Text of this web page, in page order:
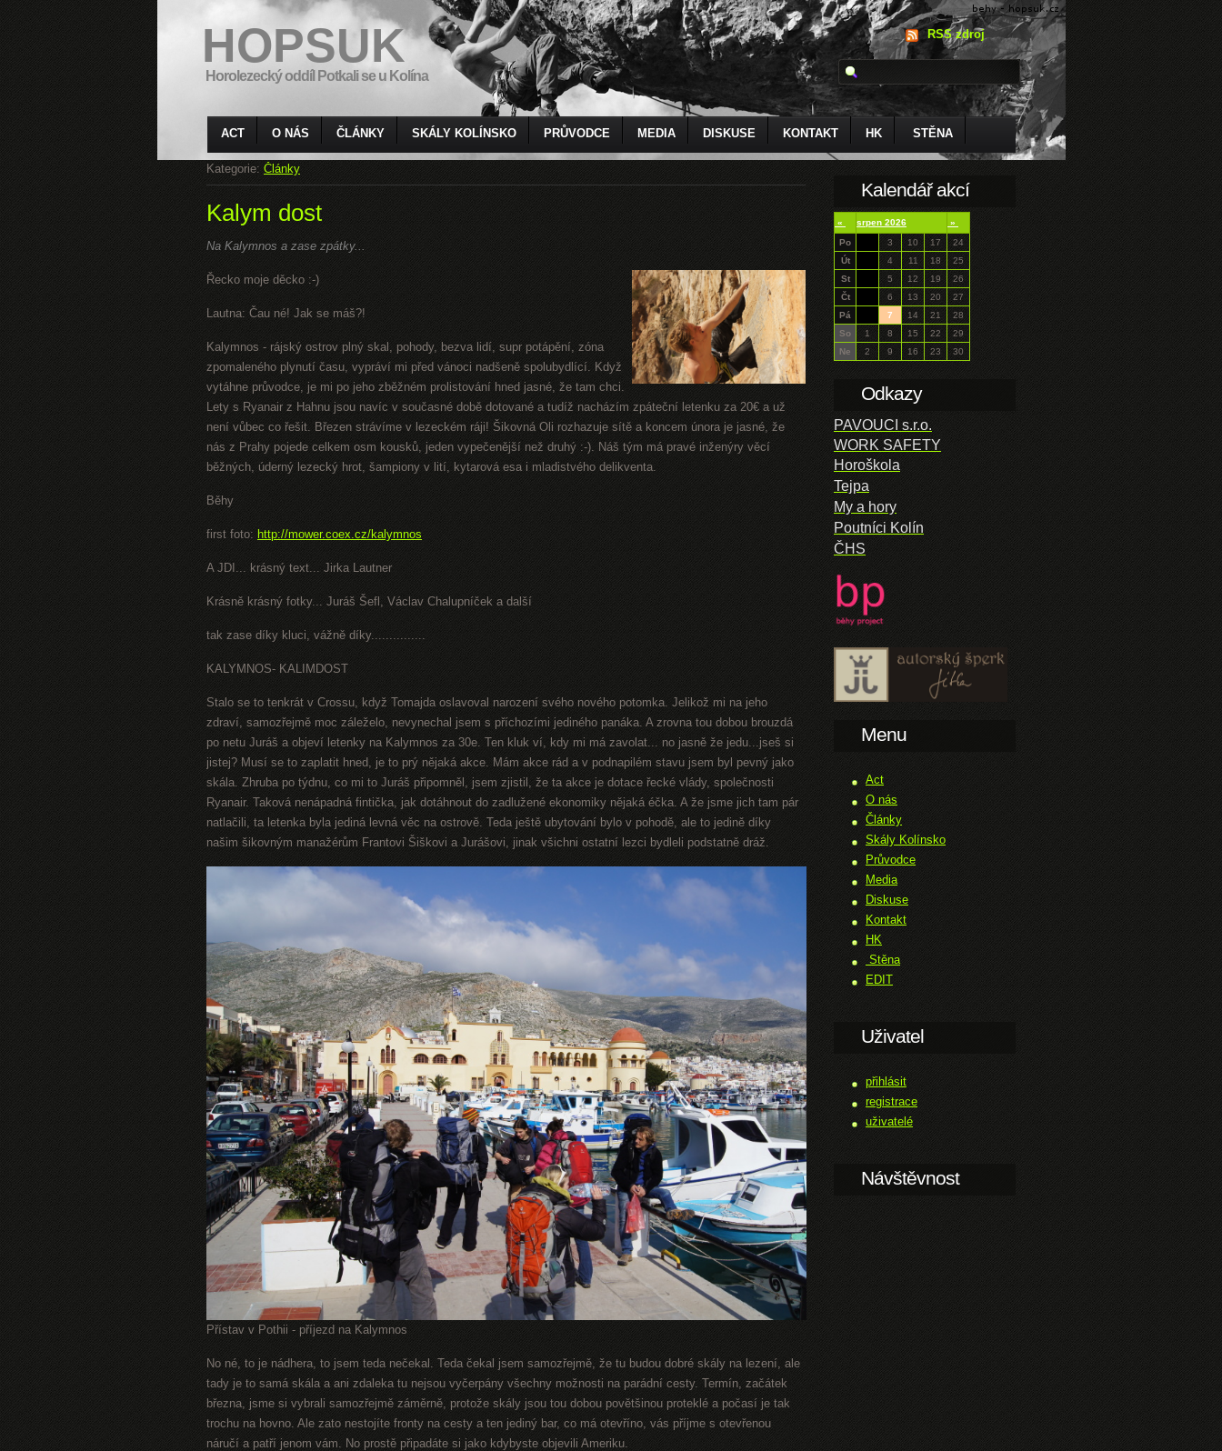
HOPSUK
Horolezecký oddíl Potkali se u Kolína
RSS zdroj
ACT O NÁS ČLÁNKY SKÁLY KOLÍNSKO PRŮVODCE MEDIA DISKUSE KONTAKT HK STĚNA
Kategorie: Články
Kalym dost
Na Kalymnos a zase zpátky...
Řecko moje děcko :-)
Lautna: Čau né! Jak se máš?!
Kalymnos - rájský ostrov plný skal, pohody, bezva lidí, supr potápění, zóna
zpomaleného plynutí času, vypráví mi před vánoci nadšeně spolubydlící. Když
vytáhne průvodce, je mi po jeho zběžném prolistování hned jasné, že tam chci.
Lety s Ryanair z Hahnu jsou navíc v současné době dotované a tudíž nacházím zpáteční letenku za 20€ a už
není vůbec co řešit. Březen strávíme v lezeckém ráji! Šikovná Oli rozhazuje sítě a koncem února je jasné, že
nás z Prahy pojede celkem osm kousků, jeden vypečenější než druhý :-). Náš tým má pravé inženýry věcí
běžných, úderný lezecký hrot, šampiony v lití, kytarová esa i mladistvého delikventa.
Běhy
first foto: http://mower.coex.cz/kalymnos
A JDI... krásný text... Jirka Lautner
Krásně krásný fotky... Juráš Šefl, Václav Chalupníček a další
tak zase díky kluci, vážně díky...............
KALYMNOS- KALIMDOST
Stalo se to tenkrát v Crossu, když Tomajda oslavoval narození svého nového potomka. Jelikož mi na jeho
zdraví, samozřejmě moc záleželo, nevynechal jsem s příchozími jediného panáka. A zrovna tou dobou brouzdá
po netu Juráš a objeví letenky na Kalymnos za 30e. Ten kluk ví, kdy mi má zavolat... no jasně že jedu...jseš si
jistej? Musí se to zaplatit hned, je to prý nějaká akce. Mám akce rád a v podnapilém stavu jsem byl pevný jako
skála. Zhruba po týdnu, co mi to Juráš připomněl, jsem zjistil, že ta akce je dotace řecké vlády, společnosti
Ryanair. Taková nenápadná fintička, jak dotáhnout do zadlužené ekonomiky nějaká éčka. A že jsme jich tam pár
natlačili, ta letenka byla jediná levná věc na ostrově. Teda ještě ubytování bylo v pohodě, ale to jedině díky
našim šikovným manažérům Frantovi Šiškovi a Jurášovi, jinak všichni ostatní lezci bydleli podstatně dráž.
Přístav v Pothii - příjezd na Kalymnos
No né, to je nádhera, to jsem teda nečekal. Teda čekal jsem samozřejmě, že tu budou dobré skály na lezení, ale
tady je to samá skála a ani zdaleka tu nejsou vyčerpány všechny možnosti na parádní cesty. Termín, začátek
března, jsme si vybrali samozřejmě záměrně, protože skály jsou tou dobou povětšinou proteklé a počasí je tak
trochu na hovno. Ale zato nestojíte fronty na cesty a ten jediný bar, co má otevříno, vás příjme s otevřenou
náručí a patří jenom vám. No prostě připadáte si jako kdybyste objevili Ameriku.
Kalendář akcí
« srpen 2026
»
Po
3 10 17
24
Út
4 11 18
25
St
5 12 19
26
Čt
6 13 20
27
Pá
7 14 21
28
So
1 8 15 22
29
Ne
2 9 16 23 30
Odkazy
PAVOUCI s.r.o.
WORK SAFETY
Horoškola
Tejpa
My a hory
Poutníci Kolín
ČHS
Menu
Act
O nás
Články
Skály Kolínsko
Průvodce
Media
Diskuse
Kontakt
HK
Stěna
EDIT
Uživatel
přihlásit
registrace
uživatelé
Návštěvnost